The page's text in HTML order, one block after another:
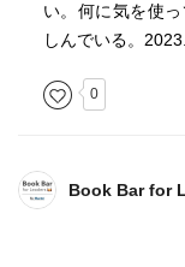
い。何に気を使
しんでいる。
0
Book Bar for